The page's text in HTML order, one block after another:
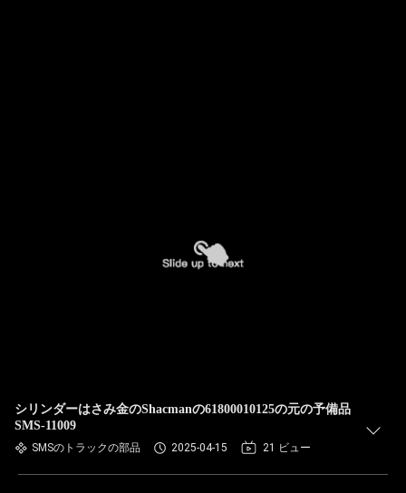
シリンダーはさみ金のShacmanの61800010125の元の予備品
SMS-11009
SMSのトラックの部品 2025-04-15 21 ビュー